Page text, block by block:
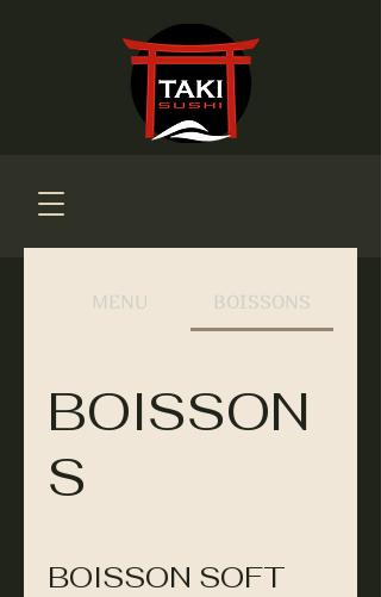
MENU BOISSONS
BOISSON
S
BOISSON SOFT